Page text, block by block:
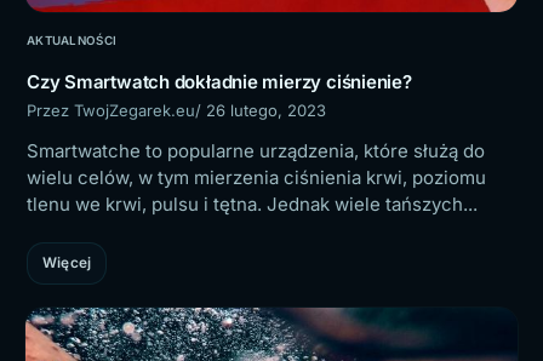
AKTUALNOŚCI
Czy Smartwatch dokładnie mierzy ciśnienie?
Przez TwojZegarek.eu/ 26 lutego, 2023
Smartwatche to popularne urządzenia, które służą do
wielu celów, w tym mierzenia ciśnienia krwi, poziomu
tlenu we krwi, pulsu i tętna. Jednak wiele tańszych...
Więcej